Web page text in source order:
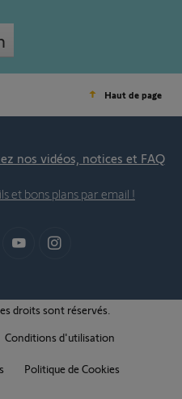
Haut de page
nos vidéos, notices et FAQ
et bons plans par email !
droits sont réservés.
Conditions d'utilisation
Politique de Cookies